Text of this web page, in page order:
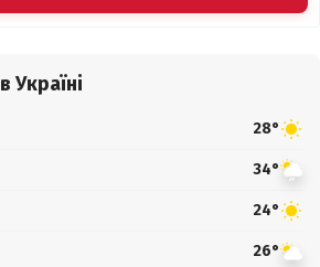
Україні
28°
34°
24°
26°